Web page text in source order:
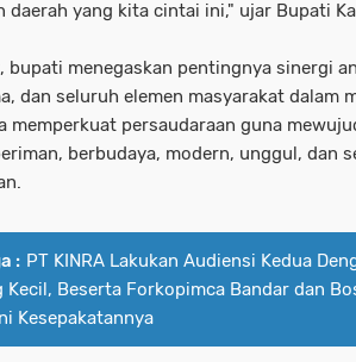
daerah yang kita cintai ini," ujar Bupati
bupati menegaskan pentingnya sinergi
dan seluruh elemen masyarakat dalam
memperkuat persaudaraan guna
berbudaya, modern, unggul, dan
: PT KINRA Lakukan Audiensi Kedua
Kecil, Beserta Forkopimca Bandar dan
Kesepakatannya